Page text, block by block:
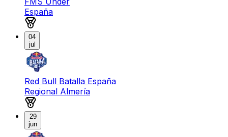
España
04
jul
Red Bull Batalla España
Regional Almería
29
jun